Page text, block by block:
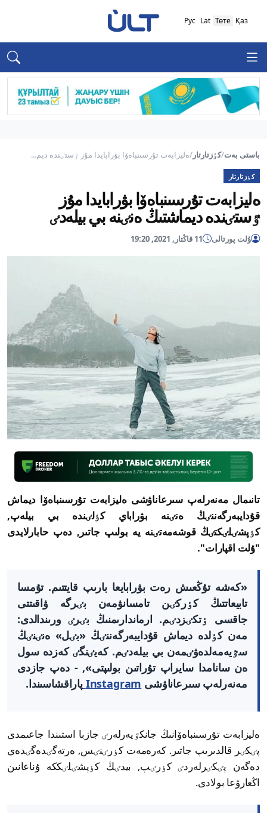
Қаз
Төте
Lat
Рус
باستى بەت/كٶزتارتار /ەليزابەت تۇرسىنباەۆا بۋرابايدا مۇز ٷستٸندە ديم...
كٶزتارتار
ەليزابەت تۇرسىنباەۆا بۋرابايدا مۇز
ٷستٸندە ديماشتىڭ ەنٸنە بي بيلەدٸ
ۇلت پورتالى 11 قاڭتار, 2021, 19:20
تانىمال مەنەرلەپ سىرعاناۋشى ەليزابەت تۇرسىنباەۆا ديماش
قۇدايبەرگەننٸڭ ەنٸنە بۋراباي كٶلٸندە بي بيلەپ,
كٶپشٸلٸكتٸڭ قوشەمەتٸنە يە بولىپ جاتىر, دەپ حابارلايدى
"ۇلت اقپارات".
«كەشە تۇڭعىش رەت بۋرابايعا بارىپ قايتتىم. تۇمسا
تابيعاتتىڭ كٶركٸن تامسانۋمەن بٸرگە ۋاقىتتى
جاقسى ٶتكٸزدٸم. ارماندارىمنىڭ بٸرٸ ورىندالدى:
مەن كٶلدە ديماش قۇدايبەرگەننٸڭ «بٸل» ەنٸنٸڭ
سٷيەمەلدەۋٸمەن بي بيلەدٸم. كەيٸنگٸ كەزدە سول
ەن سانامدا سايراپ تۇراتىن بولىپتى», - دەپ جازدى
مەنەرلەپ سىرعاناۋشى Instagram پاراقشاسىندا.
ەليزابەت تۇرسىنباەۆانىڭ جانكٷيەرلەرٸ جازبا استىندا جاعىمدى
پٸكٸر قالدىرىپ جاتىر. كەرەمەت كٶرٸنٸس, ەرتەگٸدەگٸدەي
دەگەن پٸكٸرلەردٸ كٶرٸپ, بيدٸڭ كٶپشٸلٸككە ۇناعانىن
اڭعارۋعا بولادى.